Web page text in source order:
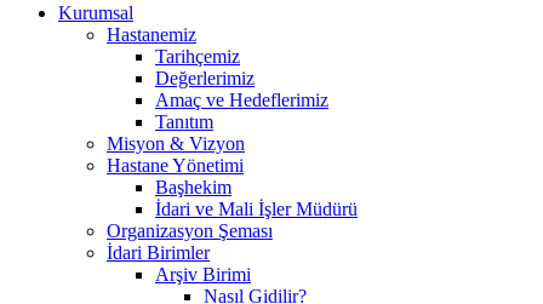
Kurumsal
Hastanemiz
Tarihçemiz
Değerlerimiz
Amaç ve Hedeflerimiz
Tanıtım
Misyon & Vizyon
Hastane Yönetimi
Başhekim
İdari ve Mali İşler Müdürü
Organizasyon Şeması
İdari Birimler
Arşiv Birimi
Nasıl Gidilir?